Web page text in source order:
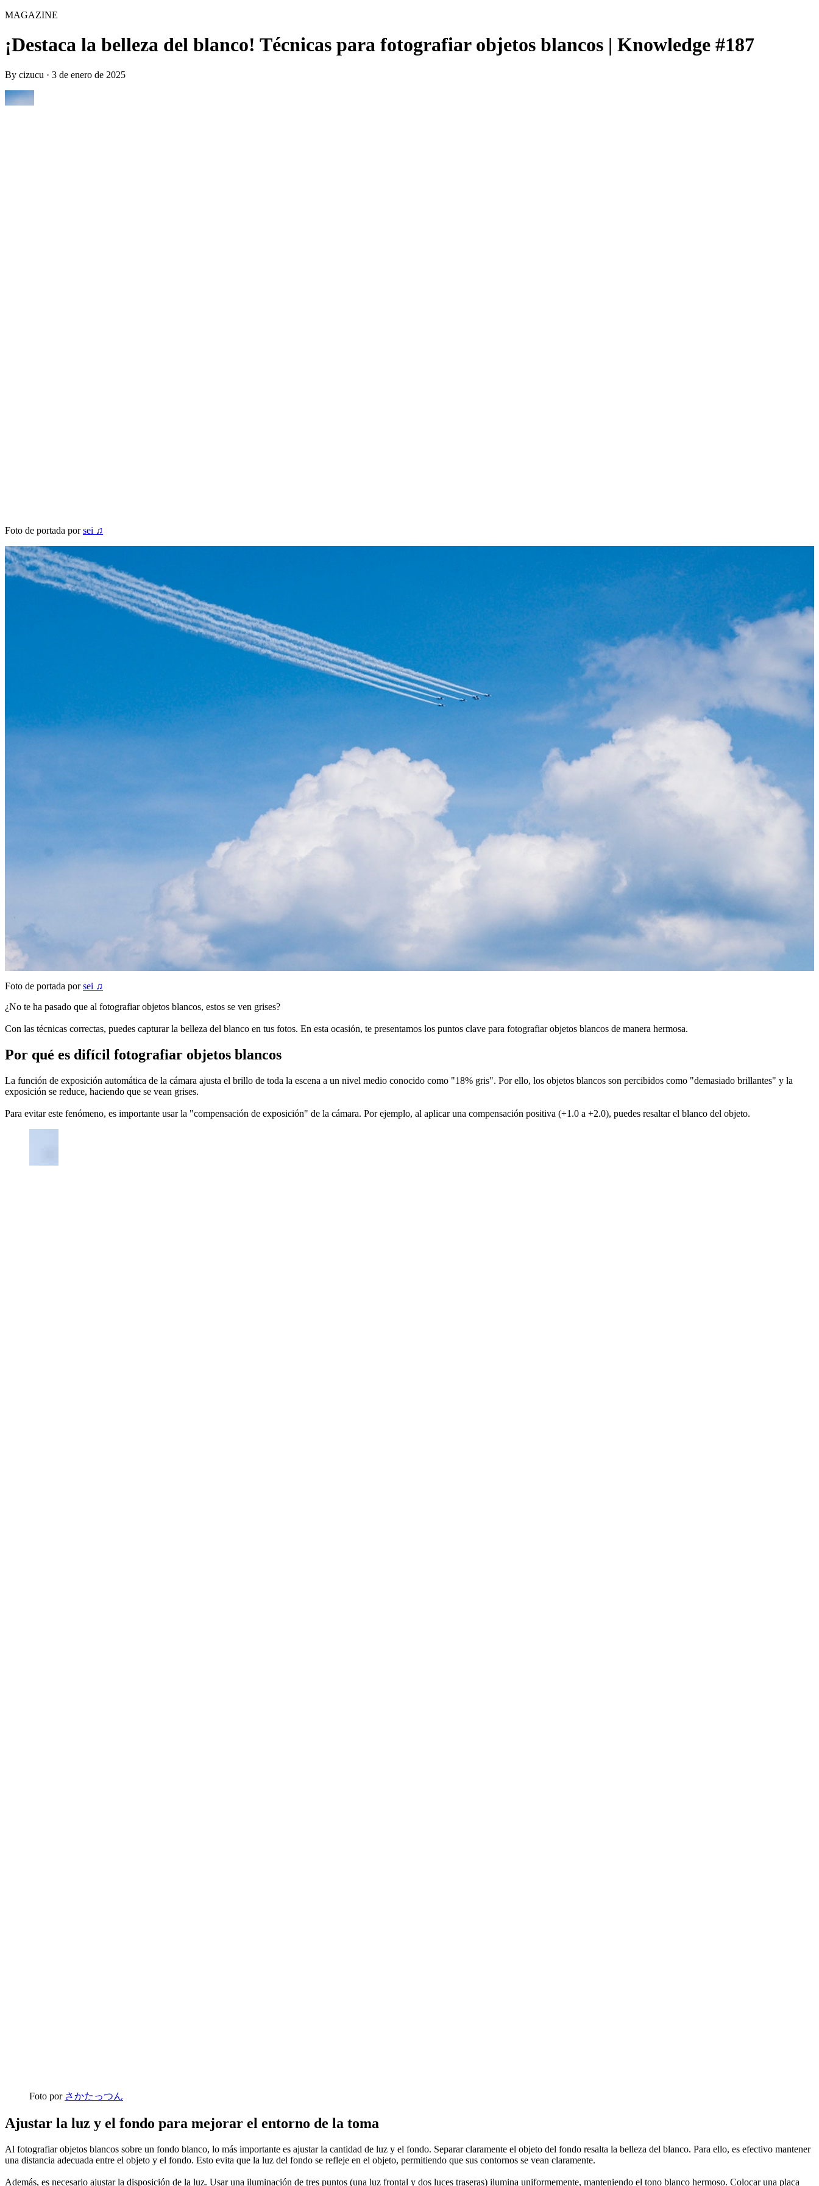
MAGAZINE
¡Destaca la belleza del blanco! Técnicas para fotografiar objetos blancos | Knowledge #187
By cizucu · 3 de enero de 2025
Foto de portada porsei ♫
Foto de portada porsei ♫
¿No te ha pasado que al fotografiar objetos blancos, estos se ven grises?
Con las técnicas correctas, puedes capturar la belleza del blanco en tus fotos. En esta ocasión, te presentamos los puntos clave para fotografiar objetos blancos de manera hermosa.
Por qué es difícil fotografiar objetos blancos
La función de exposición automática de la cámara ajusta el brillo de toda la escena a un nivel medio conocido como "18% gris". Por ello, los objetos blancos son percibidos como "demasiado brillantes" y la
exposición se reduce, haciendo que se vean grises.
Para evitar este fenómeno, es importante usar la "compensación de exposición" de la cámara. Por ejemplo, al aplicar una compensación positiva (+1.0 a +2.0), puedes resaltar el blanco del objeto.
Foto por さかたっつん
Ajustar la luz y el fondo para mejorar el entorno de la toma
Al fotografiar objetos blancos sobre un fondo blanco, lo más importante es ajustar la cantidad de luz y el fondo. Separar claramente el objeto del fondo resalta la belleza del blanco. Para ello, es efectivo mantener
una distancia adecuada entre el objeto y el fondo. Esto evita que la luz del fondo se refleje en el objeto, permitiendo que sus contornos se vean claramente.
Además, es necesario ajustar la disposición de la luz. Usar una iluminación de tres puntos (una luz frontal y dos luces traseras) ilumina uniformemente, manteniendo el tono blanco hermoso. Colocar una placa